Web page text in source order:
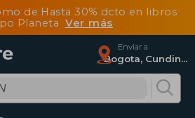
de Hasta 30% dcto en libros
Planeta Ver más
Enviar a
Bogota, Cundinamarca